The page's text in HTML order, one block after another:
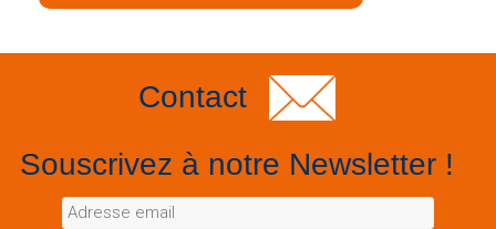
Contact
Souscrivez à notre Newsletter !